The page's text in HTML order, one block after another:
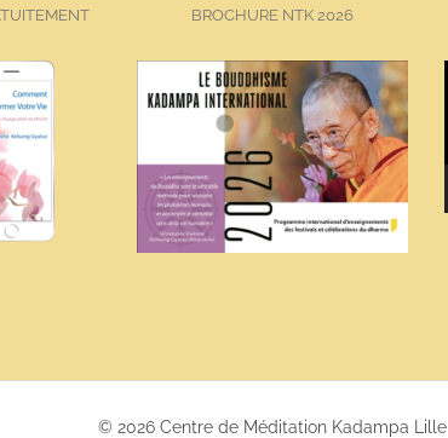
BROCHURE NTK 2026
© 2026 Centre de Méditation Kadampa Lille